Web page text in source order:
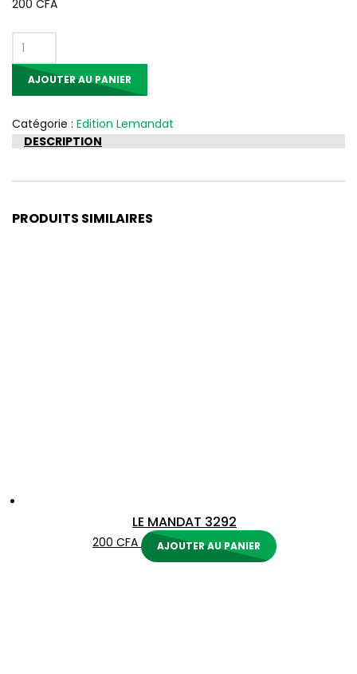
200 CFA
quantité
de
4368
AJOUTER AU PANIER
Catégorie : Edition Lemandat
DESCRIPTION
PRODUITS SIMILAIRES
LE MANDAT 3292
200 CFA AJOUTER AU PANIER